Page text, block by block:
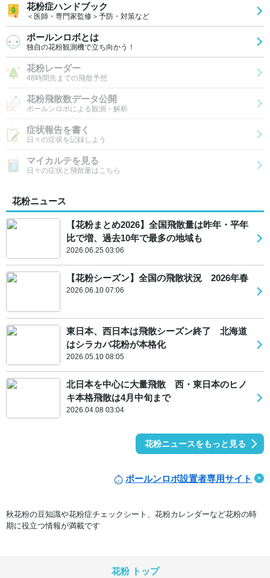
花粉症ハンドブック
＜医師・専門家監修＞予防・対策など
ポールンロボとは
独自の花粉観測機で立ち向かう！
花粉レーダー
48時間先までの飛散予想
花粉飛散数データ公開
ポールンロボによる観測・解析
症状報告を書く
日々の症状を記録しよう
マイカルテを見る
日々の症状と飛散量はこちら
花粉ニュース
【花粉まとめ2026】全国飛散量は昨年・平年
比で増、過去10年で最多の地域も
2026.06.25 03:06
【花粉シーズン】全国の飛散状況 2026年春
2026.06.10 07:06
東日本、西日本は飛散シーズン終了 北海道
はシラカバ花粉が本格化
2026.05.10 08:05
北日本を中心に大量飛散 西・東日本のヒノ
キ本格飛散は4月中旬まで
2026.04.08 03:04
花粉ニュースをもっと見る
ポールンロボ設置者専用サイト
秋花粉の豆知識や花粉症チェックシート、花粉カレンダーなど花粉の時
期に役立つ情報が満載です
花粉 トップ